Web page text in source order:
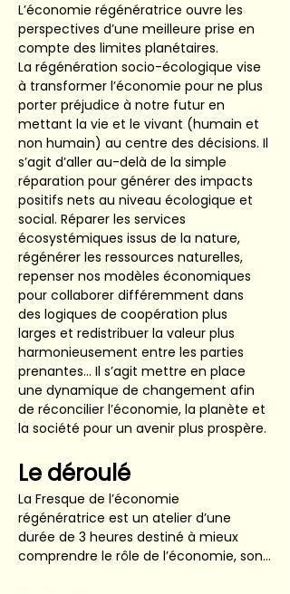
L’économie régénératrice ouvre les
perspectives d’une meilleure prise en
compte des limites planétaires.
La régénération socio-écologique vise
à transformer l’économie pour ne plus
porter préjudice à notre futur en
mettant la vie et le vivant (humain et
non humain) au centre des décisions. Il
s’agit d’aller au-delà de la simple
réparation pour générer des impacts
positifs nets au niveau écologique et
social. Réparer les services
écosystémiques issus de la nature,
régénérer les ressources naturelles,
repenser nos modèles économiques
pour collaborer différemment dans
des logiques de coopération plus
larges et redistribuer la valeur plus
harmonieusement entre les parties
prenantes… Il s’agit mettre en place
une dynamique de changement afin
de réconcilier l’économie, la planète et
la société pour un avenir plus prospère.
Le déroulé
La Fresque de l’économie
régénératrice est un atelier d’une
durée de 3 heures destiné à mieux
comprendre le rôle de l’économie, son…